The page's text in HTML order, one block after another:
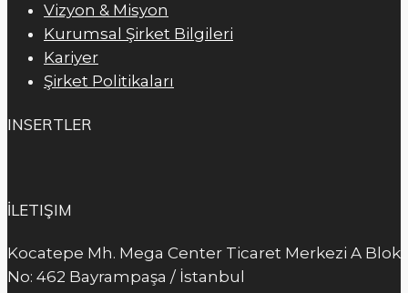
Vizyon & Misyon
Kurumsal Şirket Bilgileri
Kariyer
Şirket Politikaları
INSERTLER
İLETIŞIM
Kocatepe Mh. Mega Center Ticaret Merkezi A Blok
No: 462 Bayrampaşa / İstanbul